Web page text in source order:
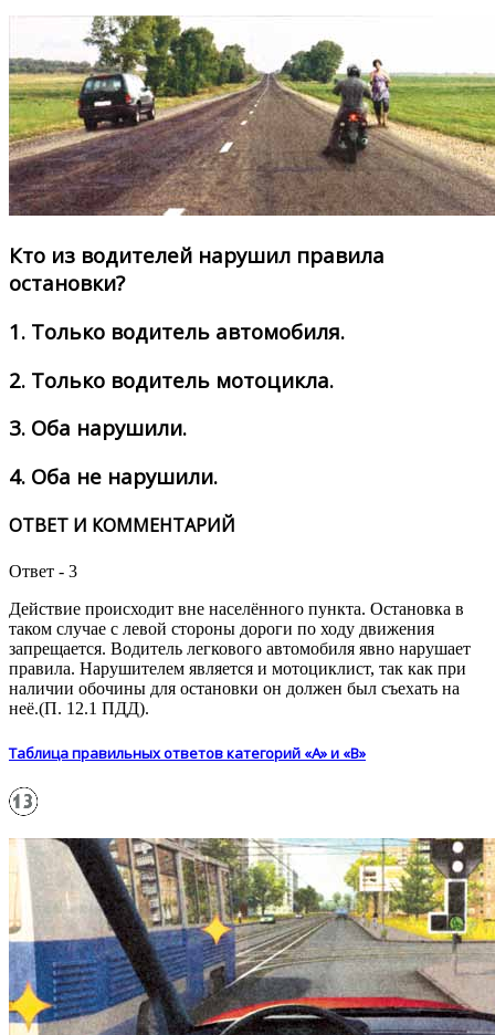
Кто из водителей нарушил правила
остановки?
1. Только водитель автомобиля.
2. Только водитель мотоцикла.
3. Оба нарушили.
4. Оба не нарушили.
ОТВЕТ И КОММЕНТАРИЙ
Ответ - 3
Действие происходит вне населённого пункта. Остановка в
таком случае с левой стороны дороги по ходу движения
запрещается. Водитель легкового автомобиля явно нарушает
правила. Нарушителем является и мотоциклист, так как при
наличии обочины для остановки он должен был съехать на
неё.(П. 12.1 ПДД).
Таблица правильных ответов категорий «А» и «В»